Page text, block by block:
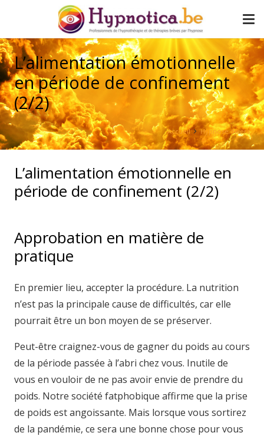
L’alimentation émotionnelle
en période de confinement
(2/2)
Accueil Hypnose divers
L’alimentation émotionnelle en
période de confinement (2/2)
Approbation en matière de
pratique
En premier lieu, accepter la procédure. La nutrition
n’est pas la principale cause de difficultés, car elle
pourrait être un bon moyen de se préserver.
Peut-être craignez-vous de gagner du poids au cours
de la période passée à l’abri chez vous. Inutile de
vous en vouloir de ne pas avoir envie de prendre du
poids. Notre société fatphobique affirme que la prise
de poids est angoissante. Mais lorsque vous sortirez
de la pandémie, ce sera une bonne chose pour vous